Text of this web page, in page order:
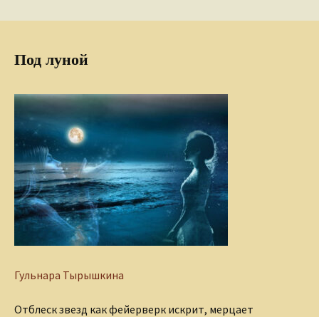
Под луной
Гульнара Тырышкина
Отблеск звезд как фейерверк искрит, мерцает